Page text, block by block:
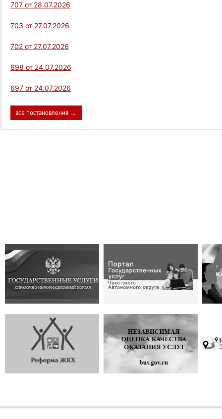
707 от 28.07.2026
703 от 27.07.2026
702 от 27.07.2026
698 от 24.07.2026
697 от 24.07.2026
все постановления →